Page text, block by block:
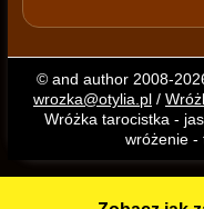
© and author 2008-
wrozka@otylia.pl/
Wróżka tarocistka -
wróżenie -